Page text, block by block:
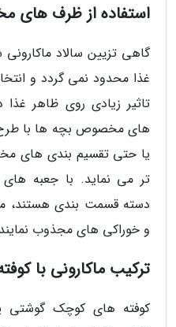
استفاده از ظرف
گاهی تزیین سالاد
غذا محدود نمی گردد و
تاثیر زیادی روی ظاهر
های مخصوص بچه ها با
یا حتی تقسیم بندی های
تر می نماید. با جعبه
دسته قسمت بندی هستند،
و خوراکی های مجذوب
ترکیب ماکارونی با
کوفته های کوچک گوشتی